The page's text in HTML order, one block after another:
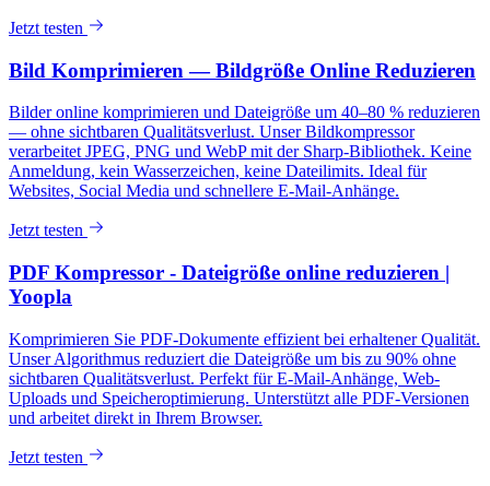
Jetzt testen
Bild Komprimieren — Bildgröße Online Reduzieren
Bilder online komprimieren und Dateigröße um 40–80 % reduzieren
— ohne sichtbaren Qualitätsverlust. Unser Bildkompressor
verarbeitet JPEG, PNG und WebP mit der Sharp-Bibliothek. Keine
Anmeldung, kein Wasserzeichen, keine Dateilimits. Ideal für
Websites, Social Media und schnellere E-Mail-Anhänge.
Jetzt testen
PDF Kompressor - Dateigröße online reduzieren |
Yoopla
Komprimieren Sie PDF-Dokumente effizient bei erhaltener Qualität.
Unser Algorithmus reduziert die Dateigröße um bis zu 90% ohne
sichtbaren Qualitätsverlust. Perfekt für E-Mail-Anhänge, Web-
Uploads und Speicheroptimierung. Unterstützt alle PDF-Versionen
und arbeitet direkt in Ihrem Browser.
Jetzt testen